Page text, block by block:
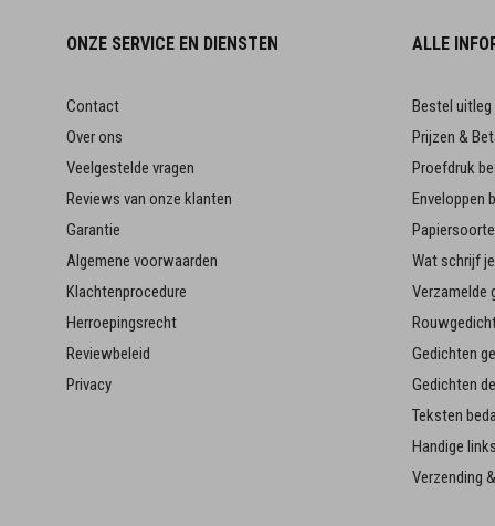
ONZE SERVICE EN DIENSTEN
Contact
Over ons
Veelgestelde vragen
Reviews van onze klanten
Garantie
Algemene voorwaarden
Klachtenprocedure
Herroepingsrecht
Reviewbeleid
Privacy
ALLE
Bestel uitleg
Prijzen &
Proefdruk
Enveloppen
Wat schrijf
Verzamelde
Gedichten
Gedichten
Teksten
Handige
Verzending